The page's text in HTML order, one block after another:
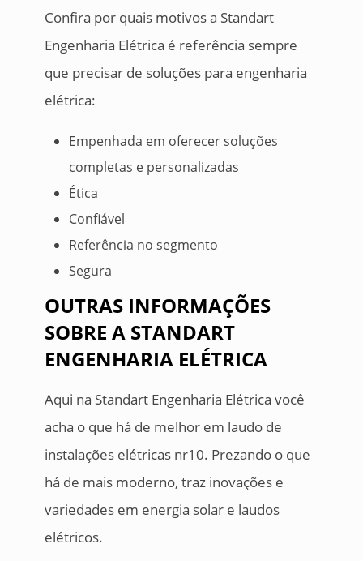
Confira por quais motivos a Standart
Engenharia Elétrica é referência sempre
que precisar de soluções para engenharia
elétrica:
Empenhada em oferecer soluções
completas e personalizadas
Ética
Confiável
Referência no segmento
Segura
OUTRAS INFORMAÇÕES
SOBRE A STANDART
ENGENHARIA ELÉTRICA
Aqui na Standart Engenharia Elétrica você
acha o que há de melhor em laudo de
instalações elétricas nr10. Prezando o que
há de mais moderno, traz inovações e
variedades em energia solar e laudos
elétricos.